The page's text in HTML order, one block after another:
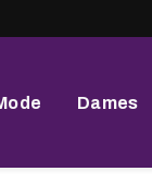
Dames